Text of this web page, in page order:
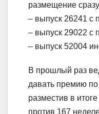
размещение
– выпуск 26241 с
– выпуск 29022 с
– выпуск 52004
В прошлый раз
давать премию по
разместив в
против 167